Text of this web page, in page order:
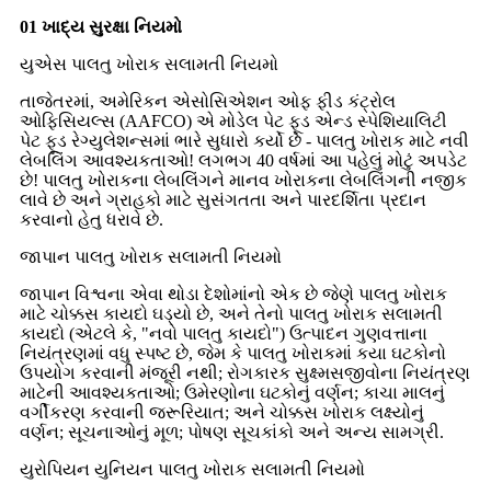
01 ખાદ્ય સુરક્ષા નિયમો
યુએસ પાલતુ ખોરાક સલામતી નિયમો
તાજેતરમાં, અમેરિકન એસોસિએશન ઓફ ફીડ કંટ્રોલ
ઓફિસિયલ્સ (AAFCO) એ મોડેલ પેટ ફૂડ એન્ડ સ્પેશિયાલિટી
પેટ ફૂડ રેગ્યુલેશન્સમાં ભારે સુધારો કર્યો છે - પાલતુ ખોરાક માટે નવી
લેબલિંગ આવશ્યકતાઓ! લગભગ 40 વર્ષમાં આ પહેલું મોટું અપડેટ
છે! પાલતુ ખોરાકના લેબલિંગને માનવ ખોરાકના લેબલિંગની નજીક
લાવે છે અને ગ્રાહકો માટે સુસંગતતા અને પારદર્શિતા પ્રદાન
કરવાનો હેતુ ધરાવે છે.
જાપાન પાલતુ ખોરાક સલામતી નિયમો
જાપાન વિશ્વના એવા થોડા દેશોમાંનો એક છે જેણે પાલતુ ખોરાક
માટે ચોક્કસ કાયદો ઘડ્યો છે, અને તેનો પાલતુ ખોરાક સલામતી
કાયદો (એટલે ​​કે, "નવો પાલતુ કાયદો") ઉત્પાદન ગુણવત્તાના
નિયંત્રણમાં વધુ સ્પષ્ટ છે, જેમ કે પાલતુ ખોરાકમાં કયા ઘટકોનો
ઉપયોગ કરવાની મંજૂરી નથી; રોગકારક સુક્ષ્મસજીવોના નિયંત્રણ
માટેની આવશ્યકતાઓ; ઉમેરણોના ઘટકોનું વર્ણન; કાચા માલનું
વર્ગીકરણ કરવાની જરૂરિયાત; અને ચોક્કસ ખોરાક લક્ષ્યોનું
વર્ણન; સૂચનાઓનું મૂળ; પોષણ સૂચકાંકો અને અન્ય સામગ્રી.
યુરોપિયન યુનિયન પાલતુ ખોરાક સલામતી નિયમો